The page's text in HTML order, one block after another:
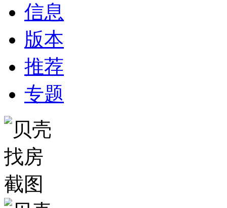
信息
版本
推荐
专题